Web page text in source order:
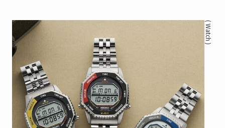
( Watch )